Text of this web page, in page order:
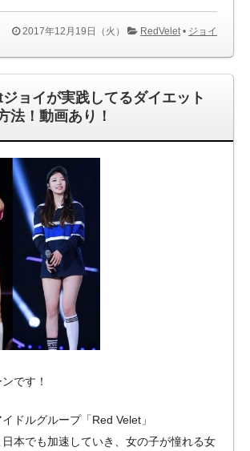
2017年12月19日（火） RedVelet• ジョイ
ョイが実践してるダイエット
法！動画あり！
です！
ドルグループ「Red Velet」
本でも加速していき、女の子が憧れる女